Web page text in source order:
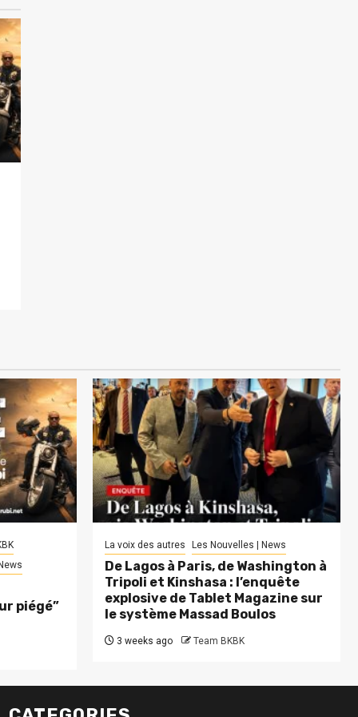
piégé”
La voix des autres Les Nouvelles | News
De Lagos à Paris, de Washington à
Tripoli et Kinshasa : l’enquête
explosive de Tablet Magazine sur
le système Massad Boulos
3 weeks ago Team BKBK